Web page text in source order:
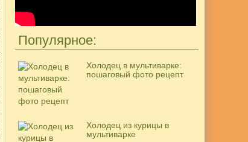
Популярное:
Холодец в мультиварке:
пошаговый фото рецепт
Холодец из курицы в
мультиварке